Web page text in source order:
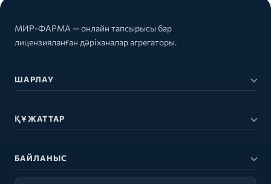
МИР-ФАРМА — онлайн тапсырысы бар
лицензияланған дәріханалар агрегаторы.
ШАРЛАУ
ҚҰЖАТТАР
БАЙЛАНЫС